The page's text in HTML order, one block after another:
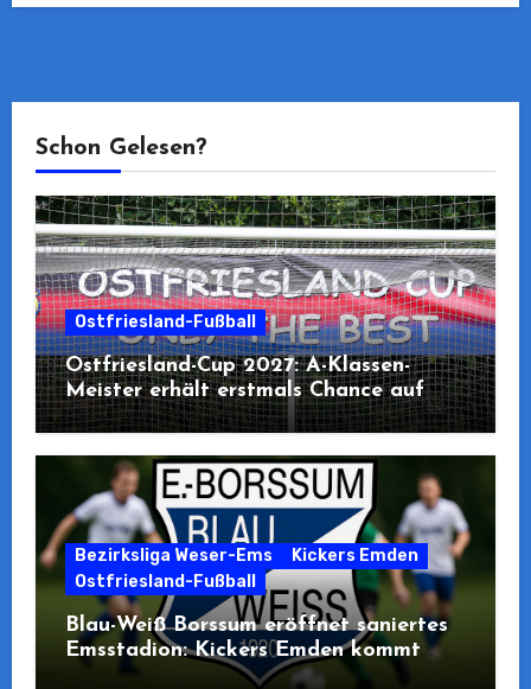
Schon Gelesen?
Ostfriesland-Fußball
Ostfriesland-Cup 2027: A-Klassen-
Meister erhält erstmals Chance auf
Teilnahme
Bezirksliga Weser-Ems
Kickers Emden
Ostfriesland-Fußball
Blau-Weiß Borssum eröffnet saniertes
Emsstadion: Kickers Emden kommt
zum Pre-Opening